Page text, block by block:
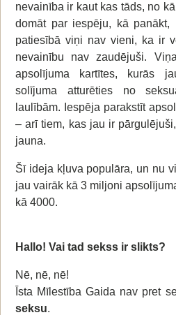
nevainība ir kaut kas tāds, no
domāt par iespēju, kā
patiesībā viņi nav vieni, ka ir
nevainību nav zaudējuši.
apsolījuma kartītes, kurās
solījuma atturēties no
laulībām. Iespēja parakstīt
– arī tiem, kas jau ir
jauna.
Šī ideja kļuva populāra, un nu
jau vairāk kā 3 miljoni
kā 4000.
Hallo! Vai tad sekss ir slikts?
Nē, nē, nē!
Īsta Mīlestība Gaida nav pret
seksu.